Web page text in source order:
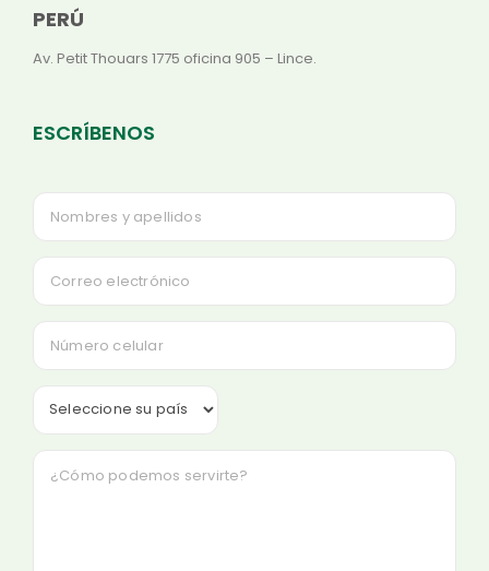
PERÚ
Av. Petit Thouars 1775 oficina 905 – Lince.
ESCRÍBENOS